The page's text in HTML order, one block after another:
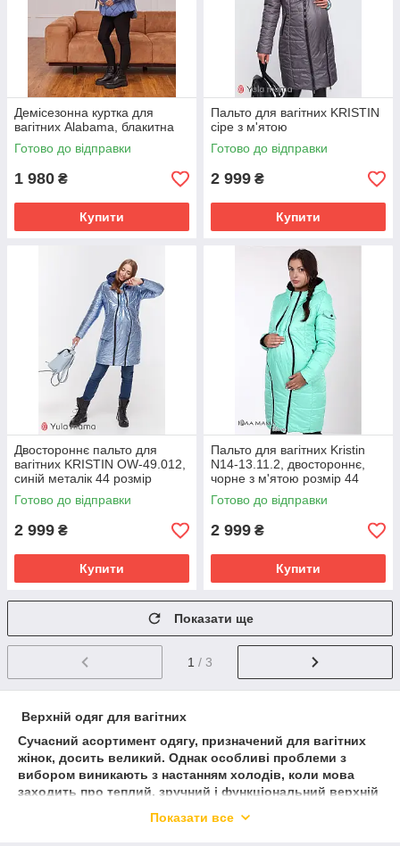
Демісезонна куртка для
вагітних Alabama, блакитна
Готово до відправки
1 980 ₴
Купити
Пальто для вагітних KRISTIN
сіре з м'ятою
Готово до відправки
2 999 ₴
Купити
Двостороннє пальто для
вагітних KRISTIN OW-49.012,
синій металік 44 розмір
Готово до відправки
2 999 ₴
Купити
Пальто для вагітних Kristin
N14-13.11.2, двостороннє,
чорне з м'ятою розмір 44
Готово до відправки
2 999 ₴
Купити
Показати ще
1 / 3
Верхній одяг для вагітних
Сучасний асортимент одягу, призначений для вагітних
жінок, досить великий. Однак особливі проблеми з
вибором виникають з настанням холодів, коли мова
заходить про теплий, зручний і функціональний верхній
Показати все